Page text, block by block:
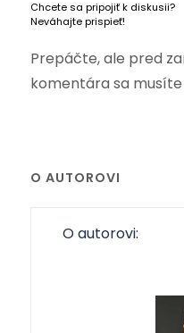
Chcete sa pripojiť k diskusii?
Neváhajte prispieť!
Prepáčte, ale pred
komentára sa musíte
O AUTOROVI
O autorovi: